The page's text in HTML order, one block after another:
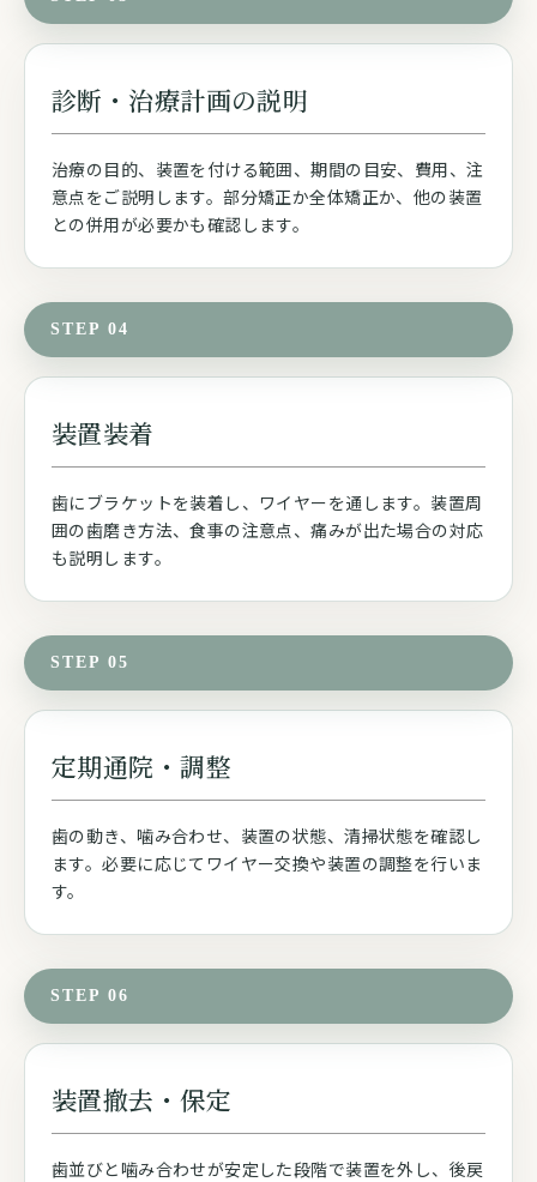
診断・治療計画の説明
治療の目的、装置を付ける範囲、期間の目安、費用、注
意点をご説明します。部分矯正か全体矯正か、他の装置
との併用が必要かも確認します。
STEP 04
装置装着
歯にブラケットを装着し、ワイヤーを通します。装置周
囲の歯磨き方法、食事の注意点、痛みが出た場合の対応
も説明します。
STEP 05
定期通院・調整
歯の動き、噛み合わせ、装置の状態、清掃状態を確認し
ます。必要に応じてワイヤー交換や装置の調整を行いま
す。
STEP 06
装置撤去・保定
歯並びと噛み合わせが安定した段階で装置を外し、後戻